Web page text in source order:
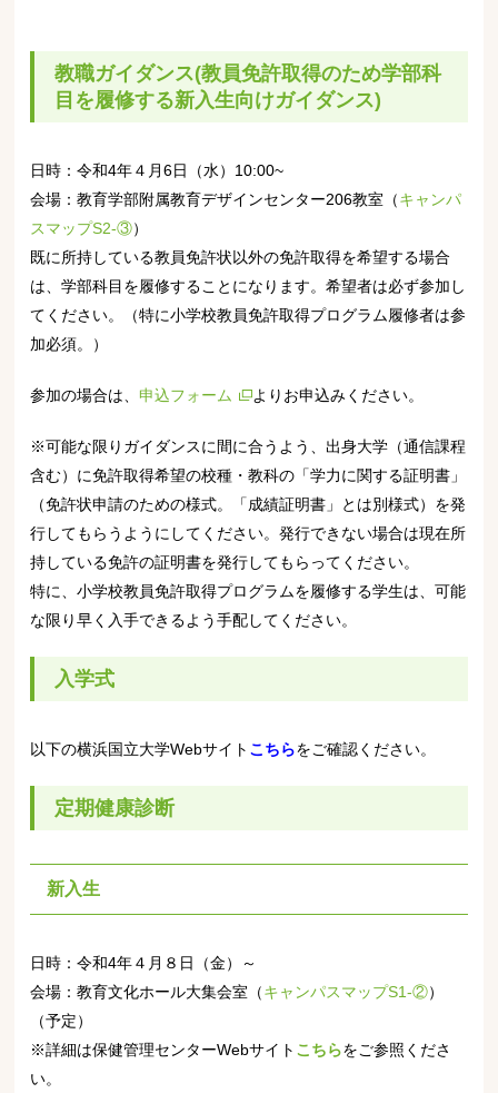
教職ガイダンス(教員免許取得のため学部科
目を履修する新入生向けガイダンス)
日時：令和4年４月6日（水）10:00~
会場：教育学部附属教育デザインセンター206教室（キャンパ
スマップS2-③）
既に所持している教員免許状以外の免許取得を希望する場合
は、学部科目を履修することになります。希望者は必ず参加し
てください。（特に小学校教員免許取得プログラム履修者は参
加必須。）
参加の場合は、 申込フォーム よりお申込みください。
※可能な限りガイダンスに間に合うよう、出身大学（通信課程
含む）に免許取得希望の校種・教科の「学力に関する証明書」
（免許状申請のための様式。「成績証明書」とは別様式）を発
行してもらうようにしてください。発行できない場合は現在所
持している免許の証明書を発行してもらってください。
特に、小学校教員免許取得プログラムを履修する学生は、可能
な限り早く入手できるよう手配してください。
入学式
以下の横浜国立大学Webサイト こちらをご確認ください。
定期健康診断
新入生
日時：令和4年４月８日（金）～
会場：教育文化ホール大集会室（キャンパスマップS1-②）
（予定）
※詳細は保健管理センターWebサイト こちらをご参照くださ
い。